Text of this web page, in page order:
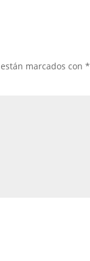
marcados con*